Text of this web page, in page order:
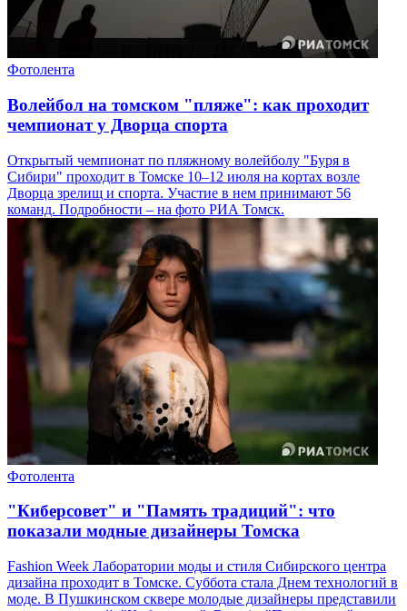
Фотолента
Волейбол на томском "пляже": как проходит
чемпионат у Дворца спорта
Открытый чемпионат по пляжному волейболу "Буря в
Сибири" проходит в Томске 10–12 июля на кортах возле
Дворца зрелищ и спорта. Участие в нем принимают 56
команд. Подробности – на фото РИА Томск.
Фотолента
"Киберсовет" и "Память традиций": что
показали модные дизайнеры Томска
Fashion Week Лаборатории моды и стиля Сибирского центра
дизайна проходит в Томске. Суббота стала Днем технологий в
моде. В Пушкинском сквере молодые дизайнеры представили